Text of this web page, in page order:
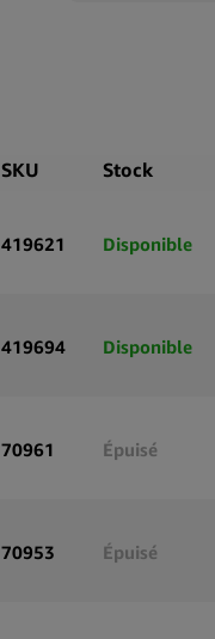
SKU Stock
419621 Disponible
419694 Disponible
70961 Épuisé
70953 Épuisé